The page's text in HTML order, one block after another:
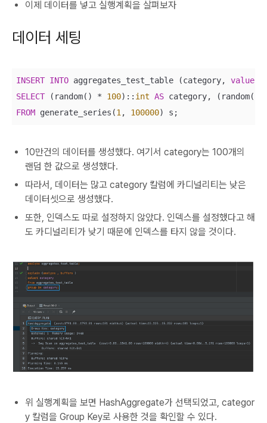
이제 데이터를 넣고 실행계획을 살펴보자
데이터 세팅
INSERT INTO aggregates_test_table (category, value
SELECT (random() * 100):: int AS category, (random()
FROM generate_series(1 , 100000) s;
10만건의 데이터를 생성했다. 여기서 category는 100개의
랜덤 한 값으로 생성했다.
따라서, 데이터는 많고 category 칼럼에 카디널리티는 낮은
데이터셋으로 생성했다.
또한, 인덱스도 따로 설정하지 않았다. 인덱스를 설정했다고 해
도 카디널리티가 낮기 때문에 인덱스를 타지 않을 것이다.
위 실행계획을 보면 HashAggregate가 선택되었고, categor
y 칼럼을 Group Key로 사용한 것을 확인할 수 있다.